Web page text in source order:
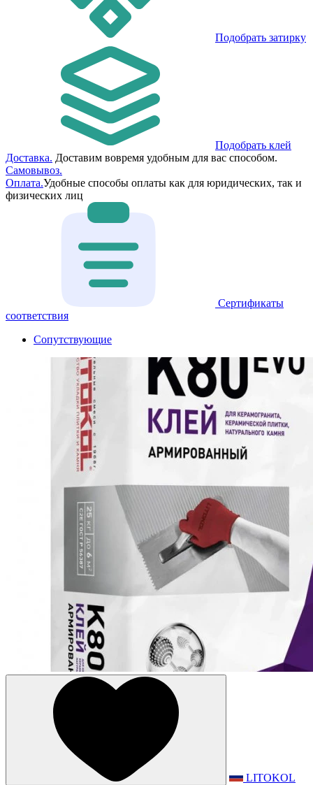
Подобрать затирку
Подобрать клей
Доставка. Доставим вовремя удобным для вас способом.
Самовывоз.
Оплата.Удобные способы оплаты как для юридических, так и
физических лиц
Сертификаты
соответствия
Сопутствующие
LITOKOL